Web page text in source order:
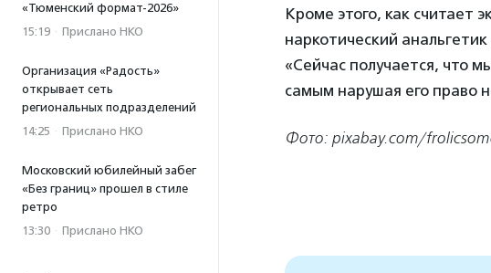
«Тюменский формат-2026»
15:19 · Прислано НКО
Организация «Радость»
открывает сеть
региональных подразделений
14:25 · Прислано НКО
Московский юбилейный забег
«Без границ» прошел в стиле
ретро
13:30 · Прислано НКО
Кроме этого, как считает
наркотический
«Сейчас получается, что
самым нарушая его право
Фото: pixabay.com/